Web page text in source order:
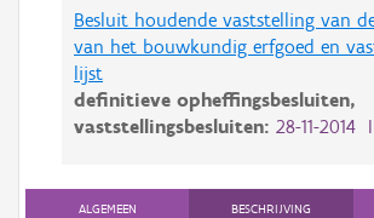
Besluit houdende vaststelling van
van het bouwkundig erfgoed en
lijst
definitieve opheffingsbesluiten,
vaststellingsbesluiten: 28-11-2014
ALGEMEEN BESCHRIJVING